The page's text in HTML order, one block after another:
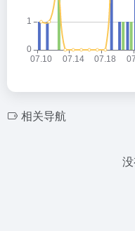
相关导航